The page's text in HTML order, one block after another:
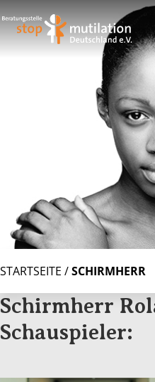
STARTSEITE /SCHIRMHERR
Schirmherr
Schauspieler: